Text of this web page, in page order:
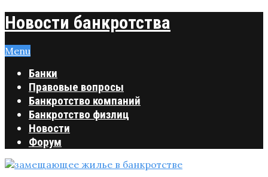
Новости банкротства
Menu
Банки
Правовые вопросы
Банкротство компаний
Банкротство физлиц
Новости
Форум